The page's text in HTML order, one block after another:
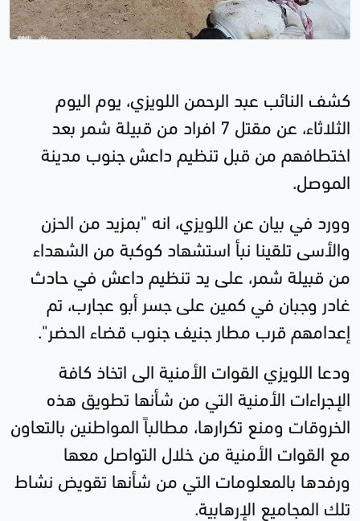
كشف النائب عبد الرحمن اللويزي، يوم اليوم
الثلاثاء، عن مقتل 7 افراد من قبيلة شمر بعد
اختطافهم من قبل تنظيم داعش جنوب مدينة
الموصل.
وورد في بيان عن اللويزي، انه "بمزيد من الحزن
والأسى تلقينا نبأ استشهاد كوكبة من الشهداء
من قبيلة شمر، على يد تنظيم داعش في حادث
غادر وجبان في كمين على جسر أبو عجارب، تم
إعدامهم قرب مطار جنيف جنوب قضاء الحضر".
ودعا اللويزي القوات الأمنية الى اتخاذ كافة
الإجراءات الأمنية التي من شأنها تطويق هذه
الخروقات ومنع تكرارها، مطالباً المواطنين بالتعاون
مع القوات الأمنية من خلال التواصل معها
ورفدها بالمعلومات التي من شأنها تقويض نشاط
تلك المجاميع الإرهابية.